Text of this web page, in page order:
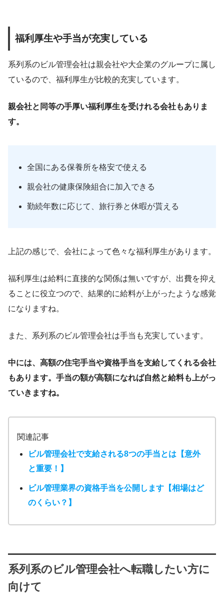
福利厚生や手当が充実している
系列系のビル管理会社は親会社や大企業のグループに属し
ているので、福利厚生が比較的充実しています。
親会社と同等の手厚い福利厚生を受けれる会社もありま
す。
全国にある保養所を格安で使える
親会社の健康保険組合に加入できる
勤続年数に応じて、旅行券と休暇が貰える
上記の感じで、会社によって色々な福利厚生があります。
福利厚生は給料に直接的な関係は無いですが、出費を抑え
ることに役立つので、結果的に給料が上がったような感覚
になりますね。
また、系列系のビル管理会社は手当も充実しています。
中には、高額の住宅手当や資格手当を支給してくれる会社
もあります。手当の額が高額になれば自然と給料も上がっ
ていきますね。
関連記事
ビル管理会社で支給される8つの手当とは【意外
と重要！】
ビル管理業界の資格手当を公開します【相場はど
のくらい？】
系列系のビル管理会社へ転職したい方に
向けて